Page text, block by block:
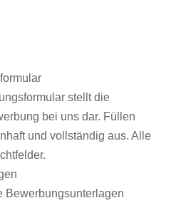
stellt die
bei uns dar. Füllen
und vollständig aus. Alle
Bewerbungsunterlagen